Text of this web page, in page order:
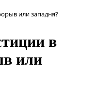
или западня?
в
или